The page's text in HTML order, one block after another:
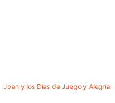
Joan y los Días de Juego y Alegría